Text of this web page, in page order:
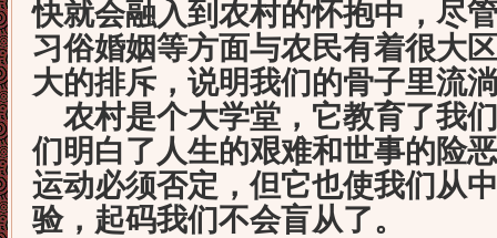
快就会融入到农村的怀抱中，尽
习俗婚姻等方面与农民有着很大
大的排斥，说明我们的骨子里流
农村是个大学堂，它教育了我
们明白了人生的艰难和世事的险
运动必须否定，但它也使我们从
验，起码我们不会盲从了。